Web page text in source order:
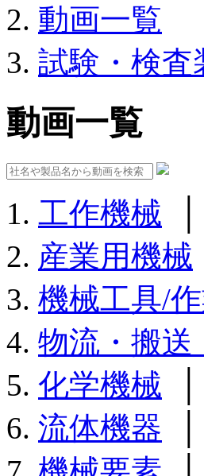
動画一覧
試験・検査
動画一覧
工作機械
産業用機械
機械工具/
物流・搬送
化学機械
流体機器